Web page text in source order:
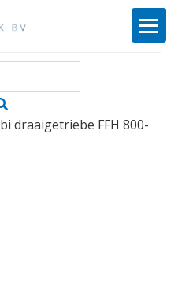
draaigetriebe FFH 800-